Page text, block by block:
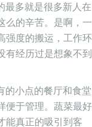
最多就是很多新人在
么的辛苦。是啊，一
强度的搬运，工作环
有经历过是想象不到
的小点的餐厅和食堂
便于管理。蔬菜最好
能真正的吸引到客